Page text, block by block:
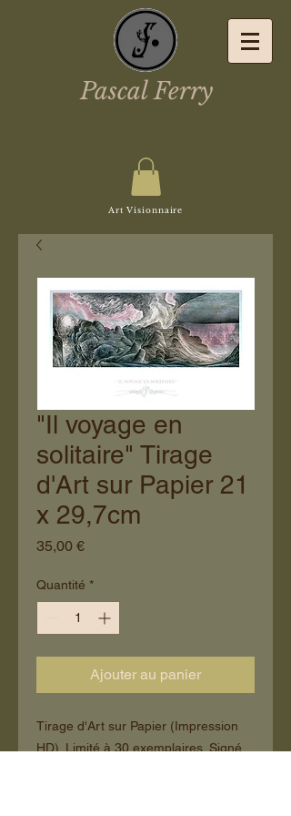
Pascal Ferry
Art Visionnaire
"Il voyage en
solitaire" Tirage
d'Art sur Papier 21
x 29,7cm
35,00 €Prix
Quantité *
Ajouter au panier
Tirage d'Art sur Papier (Impression
HD). Limité à 30 exemplaires. Signé,